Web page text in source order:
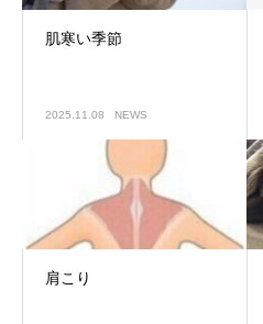
肌寒い季節
2025.11.08 NEWS
肩こり